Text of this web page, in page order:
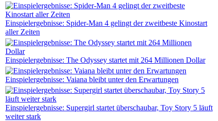
Einspielergebnisse: Spider-Man 4 gelingt der zweitbeste Kinostart
aller Zeiten
Einspielergebnisse: The Odyssey startet mit 264 Millionen Dollar
Einspielergebnisse: Vaiana bleibt unter den Erwartungen
Einspielergebnisse: Supergirl startet überschaubar, Toy Story 5 läuft
weiter stark